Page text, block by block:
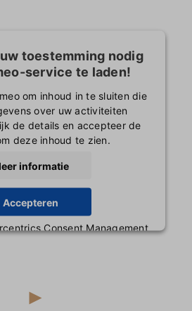
toestemming nodig
service te laden!
om inhoud in te sluiten die
over uw activiteiten
de details en accepteer de
deze inhoud te zien.
informatie
Accepteren
Consent Management